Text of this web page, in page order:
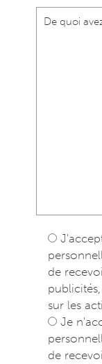
de
sur les
Je
de